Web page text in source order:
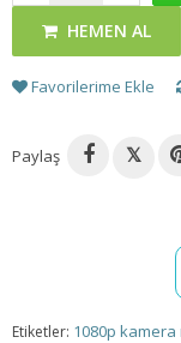
HEMEN AL
Favorilerime Ekle
Paylaş 𝕏
Etiketler: 1080p kamera